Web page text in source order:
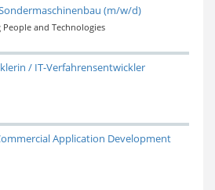
(m/w/d)
People and Technologies
/ IT-Verfahrensentwickler
Application Development